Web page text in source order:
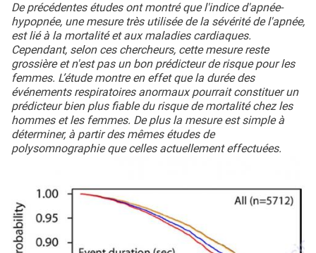
De précédentes études ont montré que l'indice d'apnée-
hypopnée, une mesure très utilisée de la sévérité de l'apnée,
est lié à la mortalité et aux maladies cardiaques.
Cependant, selon ces chercheurs, cette mesure reste
grossière et n'est pas un bon prédicteur de risque pour les
femmes. L’étude montre en effet que la durée des
événements respiratoires anormaux pourrait constituer un
prédicteur bien plus fiable du risque de mortalité chez les
hommes et les femmes. De plus la mesure est simple à
déterminer, à partir des mêmes études de
polysomnographie que celles actuellement effectuées.